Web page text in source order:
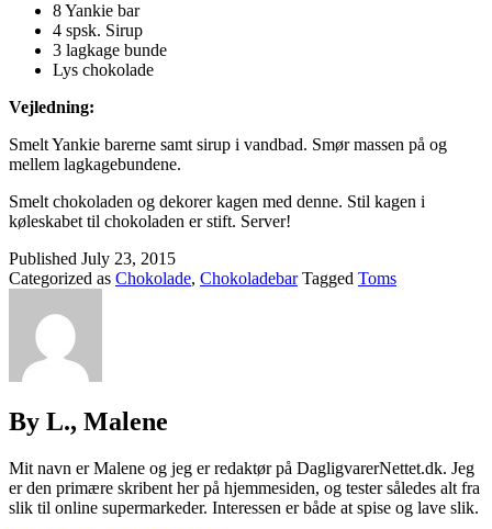
8 Yankie bar
4 spsk. Sirup
3 lagkage bunde
Lys chokolade
Vejledning:
Smelt Yankie barerne samt sirup i vandbad. Smør massen på og
mellem lagkagebundene.
Smelt chokoladen og dekorer kagen med denne. Stil kagen i
køleskabet til chokoladen er stift. Server!
Published July 23, 2015
Categorized as Chokolade, Chokoladebar Tagged Toms
By L., Malene
Mit navn er Malene og jeg er redaktør på DagligvarerNettet.dk. Jeg
er den primære skribent her på hjemmesiden, og tester således alt fra
slik til online supermarkeder. Interessen er både at spise og lave slik.